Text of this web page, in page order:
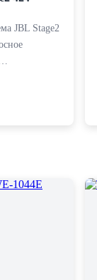
JBL Stage2